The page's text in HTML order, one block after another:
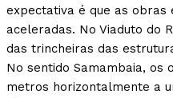
expectativa é que as obras
aceleradas. No Viaduto do
das trincheiras das
No sentido Samambaia, os
metros horizontalmente a